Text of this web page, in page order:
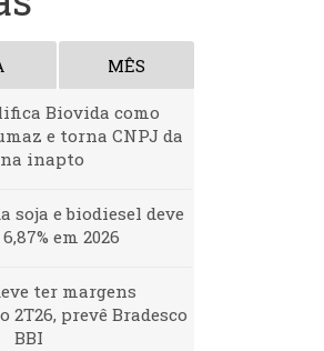
MÊS
Biovida como
e torna CNPJ da
inapto
soja e biodiesel deve
em 2026
ter margens
2T26, prevê Bradesco
BBI